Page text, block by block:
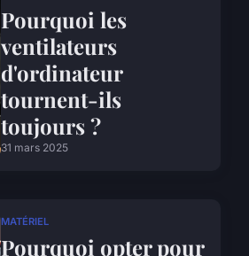
Pourquoi les
ventilateurs
d'ordinateur
tournent-ils
toujours ?
31 mars 2025
MATÉRIEL
Pourquoi opter pour